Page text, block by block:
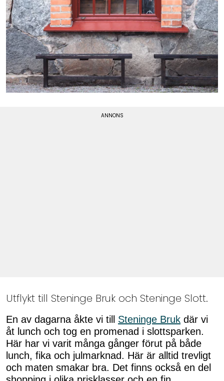
Utflykt till Steninge Bruk och Steninge Slott.
En av dagarna åkte vi till Steninge Bruk där vi
åt lunch och tog en promenad i slottsparken.
Här har vi varit många gånger förut på både
lunch, fika och julmarknad. Här är alltid trevligt
och maten smakar bra. Det finns också en del